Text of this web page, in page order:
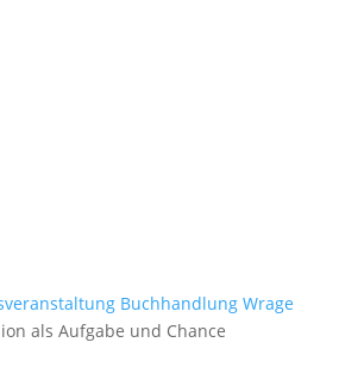
Buchhandlung Wrage
als Aufgabe und Chance